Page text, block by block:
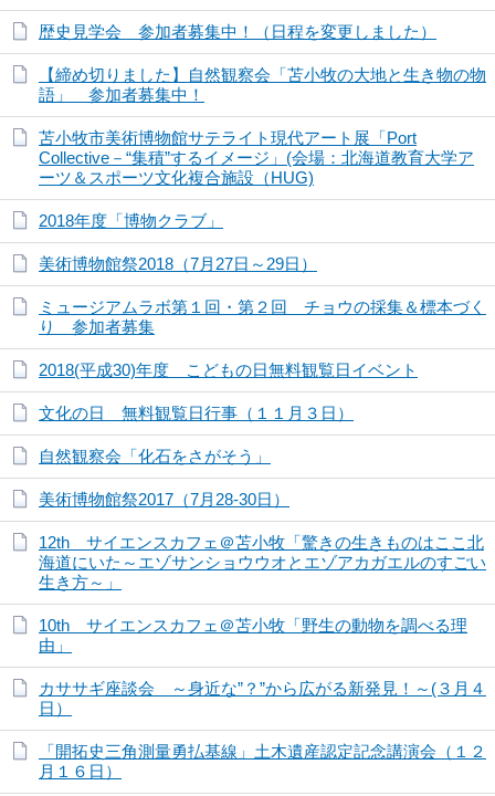
歴史見学会 参加者募集中！（日程を変更しました）
【締め切りました】自然観察会「苫小牧の大地と生き物の物
語」 参加者募集中！
苫小牧市美術博物館サテライト現代アート展「Port
Collective－“集積”するイメージ」(会場：北海道教育大学ア
ーツ＆スポーツ文化複合施設（HUG)
2018年度「博物クラブ」
美術博物館祭2018（7月27日～29日）
ミュージアムラボ第１回・第２回 チョウの採集＆標本づく
り 参加者募集
2018(平成30)年度 こどもの日無料観覧日イベント
文化の日 無料観覧日行事（１１月３日）
自然観察会「化石をさがそう」
美術博物館祭2017（7月28-30日）
12th サイエンスカフェ＠苫小牧「驚きの生きものはここ北
海道にいた～エゾサンショウウオとエゾアカガエルのすごい
生き方～」
10th サイエンスカフェ＠苫小牧「野生の動物を調べる理
由」
カササギ座談会 ～身近な”？”から広がる新発見！～(３月４
日）
「開拓史三角測量勇払基線」土木遺産認定記念講演会（１２
月１６日）